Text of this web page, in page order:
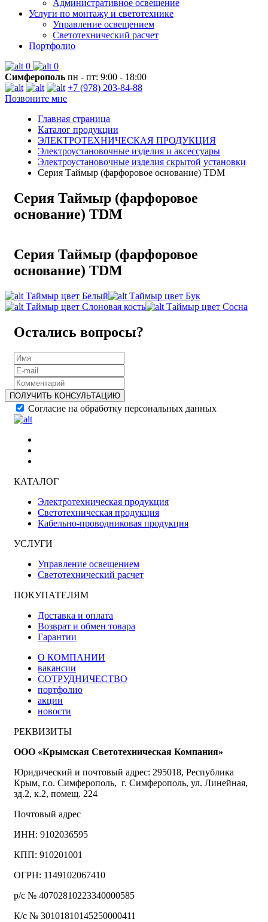
Административное освещение
Услуги по монтажу и светотехнике
Управление освещением
Светотехнический расчет
Портфолио
0
0
Симферополь пн - пт: 9:00 - 18:00
+7 (978) 203-84-88
Позвоните мне
Главная страница
Каталог продукции
ЭЛЕКТРОТЕХНИЧЕСКАЯ ПРОДУКЦИЯ
Электроустановочные изделия и аксессуары
Электроустановочные изделия скрытой установки
Серия Таймыр (фарфоровое основание) TDM
Серия Таймыр (фарфоровое
основание) TDM
Серия Таймыр (фарфоровое
основание) TDM
Таймыр цвет Белый
Таймыр цвет Бук
Таймыр цвет Слоновая кость
Таймыр цвет Сосна
Остались вопросы?
ПОЛУЧИТЬ КОНСУЛЬТАЦИЮ
Согласие на обработку персональных данных
КАТАЛОГ
Электротехническая продукция
Светотехническая продукция
Кабельно-проводниковая продукция
УСЛУГИ
Управление освещением
Светотехнический расчет
ПОКУПАТЕЛЯМ
Доставка и оплата
Возврат и обмен товара
Гарантии
О КОМПАНИИ
вакансии
СОТРУДНИЧЕСТВО
портфолио
акции
новости
РЕКВИЗИТЫ
ООО «Крымская Светотехническая Компания»
Юридический и почтовый адрес: 295018, Республика
Крым, г.о. Симферополь, г. Симферополь, ул. Линейная,
зд.2, к.2, помещ. 224
Почтовый адрес
ИНН: 9102036595
КПП: 910201001
ОГРН: 1149102067410
р/с № 40702810223340000585
К/с № 30101810145250000411